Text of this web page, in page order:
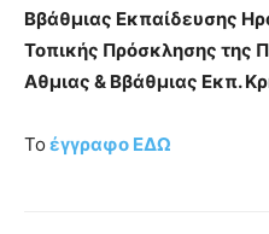
Ββάθμιας Εκπαίδευσης
Τοπικής Πρόσκλησης της
Αθμιας & Ββάθμιας Εκπ.
Το έγγραφο ΕΔΩ